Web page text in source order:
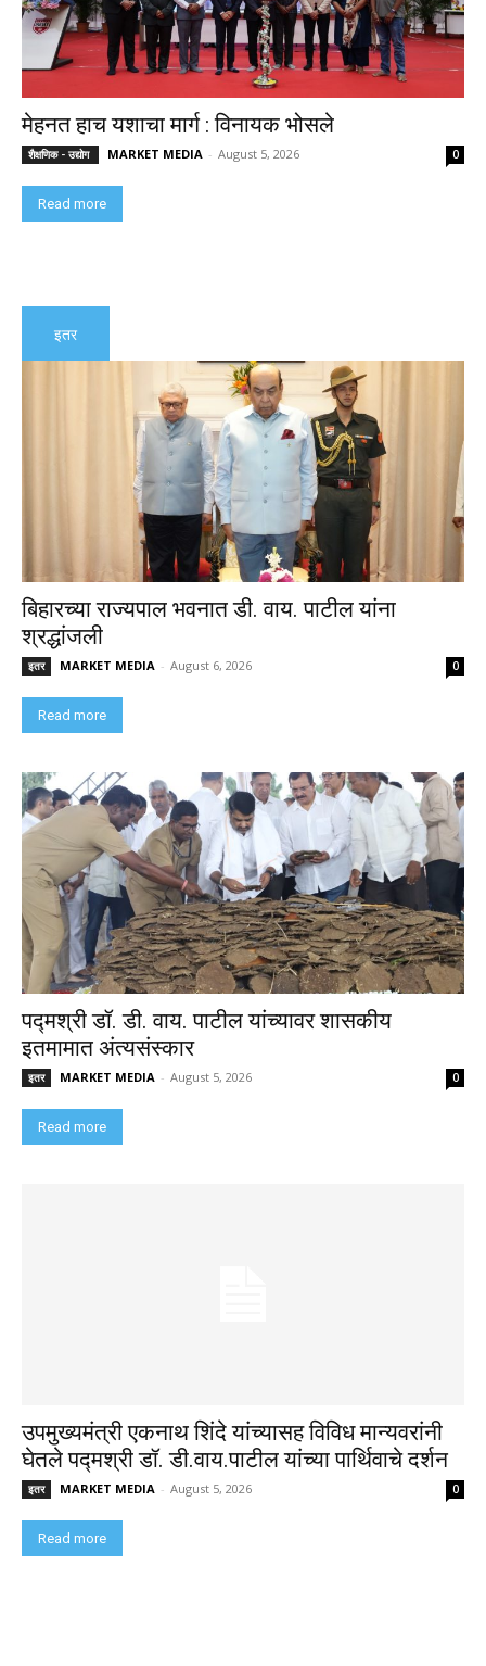
मेहनत हाच यशाचा मार्ग : विनायक भोसले
शैक्षणिक - उद्योग MARKET MEDIA - August 5, 2026 0
Read more
इतर
बिहारच्या राज्यपाल भवनात डी. वाय. पाटील यांना
श्रद्धांजली
इतर MARKET MEDIA - August 6, 2026 0
Read more
पद्मश्री डॉ. डी. वाय. पाटील यांच्यावर शासकीय
इतमामात अंत्यसंस्कार
इतर MARKET MEDIA - August 5, 2026 0
Read more
उपमुख्यमंत्री एकनाथ शिंदे यांच्यासह विविध मान्यवरांनी
घेतले पद्मश्री डॉ. डी.वाय.पाटील यांच्या पार्थिवाचे दर्शन
इतर MARKET MEDIA - August 5, 2026 0
Read more